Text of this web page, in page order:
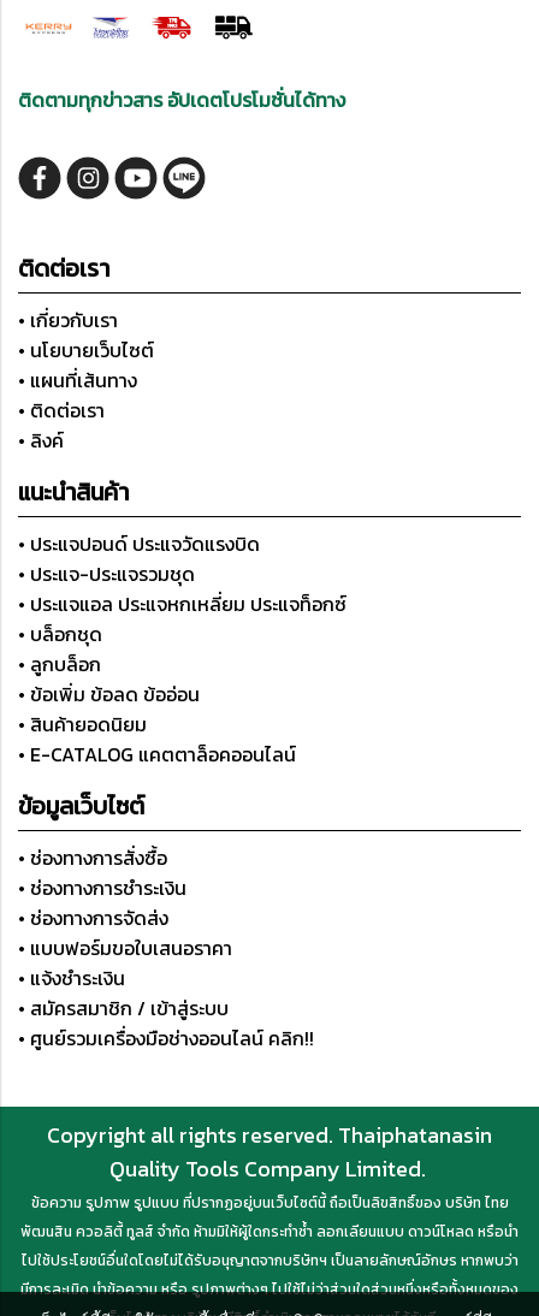
ติดตามทุกข่าวสาร อัปเดตโปรโมชั่นได้ทาง
ติดต่อเรา
• เกี่ยวกับเรา
• นโยบายเว็บไซต์
• แผนที่เส้นทาง
• ติดต่อเรา
• ลิงค์
แนะนำสินค้า
• ประแจปอนด์ ประแจวัดแรงบิด
• ประแจ-ประแจรวมชุด
• ประแจแอล ประแจหกเหลี่ยม ประแจท็อกซ์
• บล็อกชุด
• ลูกบล็อก
• ข้อเพิ่ม ข้อลด ข้ออ่อน
• สินค้ายอดนิยม
• E-CATALOG แคตตาล็อคออนไลน์
ข้อมูลเว็บไซต์
• ช่องทางการสั่งซื้อ
• ช่องทางการชำระเงิน
• ช่องทางการจัดส่ง
• แบบฟอร์มขอใบเสนอราคา
• แจ้งชำระเงิน
• สมัครสมาชิก / เข้าสู่ระบบ
• ศูนย์รวมเครื่องมือช่างออนไลน์ คลิก!!
Copyright all rights reserved. Thaiphatanasin
Quality Tools Company Limited.
ข้อความ รูปภาพ รูปแบบ ที่ปรากฏอยู่บนเว็บไซต์นี้ ถือเป็นลิขสิทธิ์ของ บริษัท ไทย
พัฒนสิน ควอลิตี้ ทูลส์ จำกัด ห้ามมิให้ผู้ใดกระทำซ้ำ ลอกเลียนแบบ ดาวน์โหลด หรือนำ
ไปใช้ประโยชน์อื่นใดโดยไม่ได้รับอนุญาตจากบริษัทฯ เป็นลายลักษณ์อักษร หากพบว่า
มีการละเมิด นำข้อความ หรือ รูปภาพต่างๆ ไปใช้ไม่ว่าส่วนใดส่วนหนึ่งหรือทั้งหมดของ